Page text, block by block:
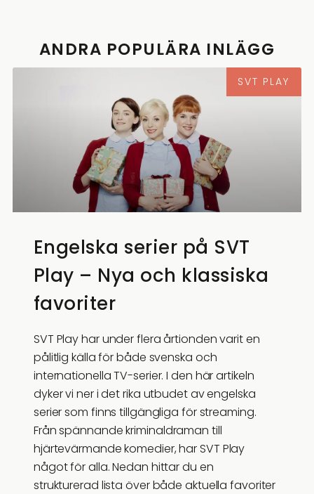
ANDRA POPULÄRA INLÄGG
SVT PLAY
Engelska serier på SVT
Play – Nya och klassiska
favoriter
SVT Play har under flera årtionden varit en
pålitlig källa för både svenska och
internationella TV-serier. I den här artikeln
dyker vi ner i det rika utbudet av engelska
serier som finns tillgängliga för streaming.
Från spännande kriminaldraman till
hjärtevärmande komedier, har SVT Play
något för alla. Nedan hittar du en
strukturerad lista över både aktuella favoriter